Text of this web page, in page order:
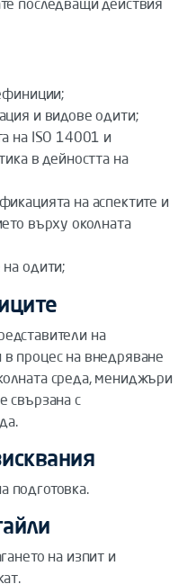
последващи действия
и видове одити;
на ISO 14001 и
в дейността на
на аспектите и
върху околната
одити;
на
процес на внедряване
среда, мениджъри
свързана с
подготовка.
на изпит и